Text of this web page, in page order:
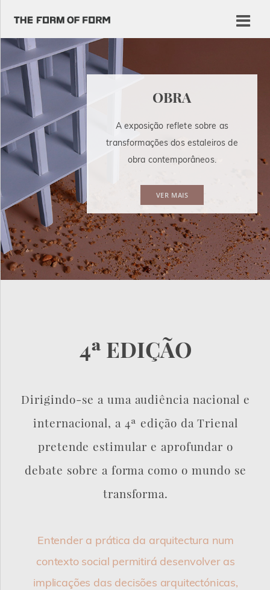
OBRA
A exposição reflete sobre as
transformações dos estaleiros de
obra contemporâneos.
VER MAIS
4ª EDIÇÃO
Dirigindo-se a uma audiência nacional e
internacional, a 4ª edição da Trienal
pretende estimular e aprofundar o
debate sobre a forma como o mundo se
transforma.
Entender a prática da arquitectura num
contexto social permitirá desenvolver as
implicações das decisões arquitectónicas,